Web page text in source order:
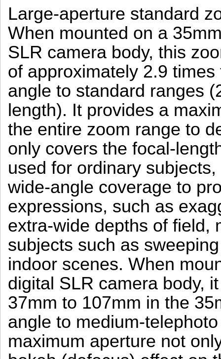
Large-aperture standard
When mounted on a
SLR camera body, this
of approximately 2.9
angle to standard ranges
length). It provides a
the entire zoom range to
only covers the focal-
used for ordinary
wide-angle coverage to
expressions, such as
extra-wide depths of field,
subjects such as
indoor scenes. When
digital SLR camera body,
37mm to 107mm in the
angle to medium-
maximum aperture not